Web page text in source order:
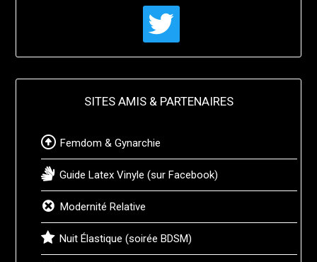
twitter
SITES AMIS & PARTENAIRES
Femdom & Gynarchie
Guide Latex Vinyle (sur Facebook)
Modernité Relative
Nuit Élastique (soirée BDSM)